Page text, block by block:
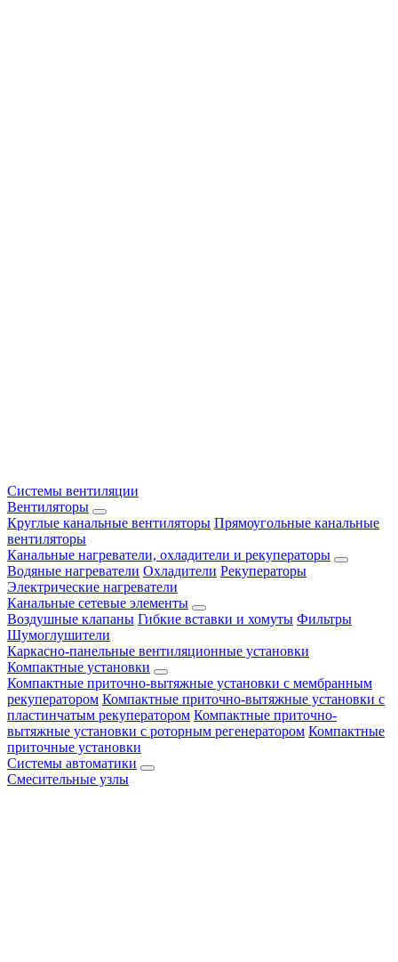
Системы вентиляции
Вентиляторы
Круглые канальные вентиляторы Прямоугольные канальные
вентиляторы
Канальные нагреватели, охладители и рекуператоры
Водяные нагреватели Охладители Рекуператоры
Электрические нагреватели
Канальные сетевые элементы
Воздушные клапаны Гибкие вставки и хомуты Фильтры
Шумоглушители
Каркасно-панельные вентиляционные установки
Компактные установки
Компактные приточно-вытяжные установки с мембранным
рекуператором Компактные приточно-вытяжные установки с
пластинчатым рекуператором Компактные приточно-
вытяжные установки с роторным регенератором Компактные
приточные установки
Системы автоматики
Смесительные узлы